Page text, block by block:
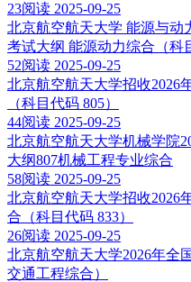
23阅读 2025-09-25
北京航空航天大学 能源与动
考试大纲 能源动力综合（科
52阅读 2025-09-25
北京航空航天大学招收2026
（科目代码 805）
44阅读 2025-09-25
北京航空航天大学机械学院
大纲807机械工程专业综合
58阅读 2025-09-25
北京航空航天大学招收2026
合（科目代码 833）
26阅读 2025-09-25
北京航空航天大学2026年全
交通工程综合）